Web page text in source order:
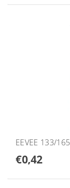
EEVEE 133/165
€0,42